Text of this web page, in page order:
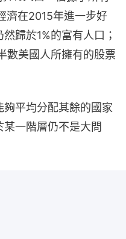
濟在2015年進一步好
歸於1%的富有人口；
數美國人所擁有的股票
平均分配其餘的國家
一階層仍不是大問